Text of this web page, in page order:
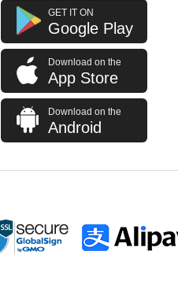
Louis Vuitton Bags Onthego
M45321 Shoulder Bag/Handbag
Monogram Mm
23,980.00
GET IT ON
Google Play
Download on the
App Store
Download on the
Android